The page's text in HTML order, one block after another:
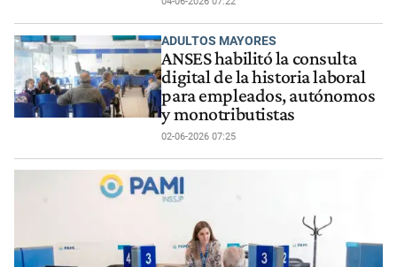
ADULTOS MAYORES
ANSES habilitó la consulta
digital de la historia laboral
para empleados, autónomos
y monotributistas
02-06-2026 07:25